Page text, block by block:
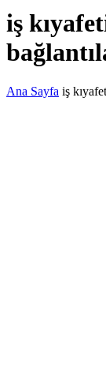
iş
Ana Sayfa iş